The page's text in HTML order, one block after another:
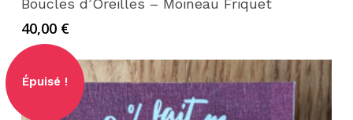
Boucles d’Oreilles – Moineau Friquet
40,00 €